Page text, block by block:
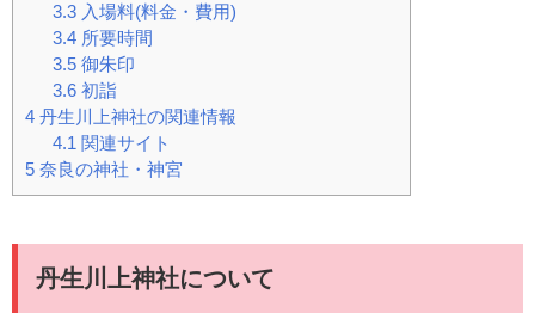
3.3入場料(料金・費用)
3.4所要時間
3.5御朱印
3.6初詣
4 丹生川上神社の関連情報
4.1関連サイト
5 奈良の神社・神宮
丹生川上神社について